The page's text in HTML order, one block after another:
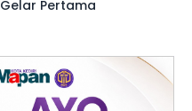
Gelar Pertama